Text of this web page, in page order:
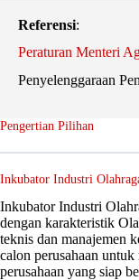
Referensi:
Peraturan Menteri
Penyelenggaraan
Pengertian Pilihan
Inkubator Industri
Inkubator Industri
dengan karakteristik
teknis dan manajemen
calon perusahaan untuk
perusahaan yang siap